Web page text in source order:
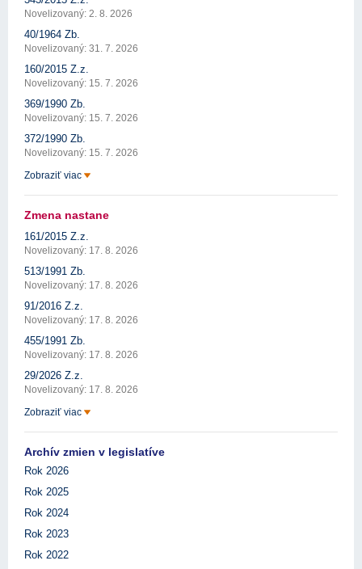
Novelizovaný: 2. 8. 2026
40/1964 Zb.
Novelizovaný: 31. 7. 2026
160/2015 Z.z.
Novelizovaný: 15. 7. 2026
369/1990 Zb.
Novelizovaný: 15. 7. 2026
372/1990 Zb.
Novelizovaný: 15. 7. 2026
Zobraziť viac
Zmena nastane
161/2015 Z.z.
Novelizovaný: 17. 8. 2026
513/1991 Zb.
Novelizovaný: 17. 8. 2026
91/2016 Z.z.
Novelizovaný: 17. 8. 2026
455/1991 Zb.
Novelizovaný: 17. 8. 2026
29/2026 Z.z.
Novelizovaný: 17. 8. 2026
Zobraziť viac
Archív zmien v legislatíve
Rok 2026
Rok 2025
Rok 2024
Rok 2023
Rok 2022